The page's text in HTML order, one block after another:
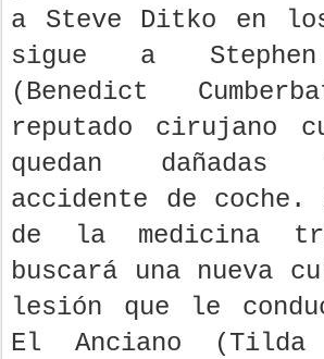
a Steve Ditko en
sigue a
(Benedict
reputado cirujano
quedan
accidente de coche.
de la medicina
buscará una nueva
lesión que le
El Anciano (Tilda